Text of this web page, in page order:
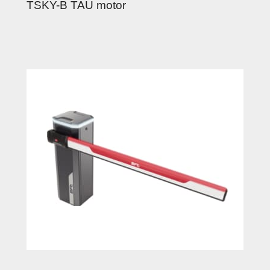
TSKY-B TAU motor